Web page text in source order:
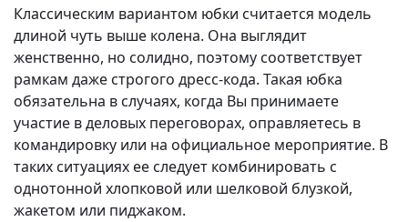
Классическим вариантом юбки считается модель
длиной чуть выше колена. Она выглядит
женственно, но солидно, поэтому соответствует
рамкам даже строгого дресс-кода. Такая юбка
обязательна в случаях, когда Вы принимаете
участие в деловых переговорах, оправляетесь в
командировку или на официальное мероприятие. В
таких ситуациях ее следует комбинировать с
однотонной хлопковой или шелковой блузкой,
жакетом или пиджаком.